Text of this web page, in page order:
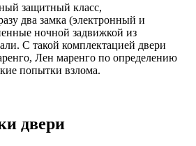
защитный класс,
два замка (электронный и
ночной задвижкой из
С такой комплектацией двери
Лен маренго по определению
попытки взлома.
двери